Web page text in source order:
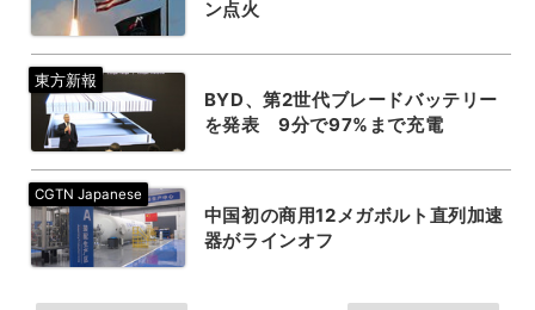
ン点火
BYD、第2世代ブレードバッテリー
を発表 9分で97%まで充電
中国初の商用12メガボルト直列加速
器がラインオフ